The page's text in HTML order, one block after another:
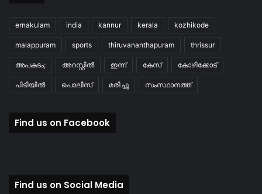
ernakulam india kannur kerala kozhikode
malappuram sports thiruvananthapuram thrissur
അപകടം; അറസ്റ്റിൽ ഇന്ന് കേസ് കോഴിക്കോട്
പിടിയിൽ പൊലീസ് മരിച്ചു സംസ്ഥാനത്ത്
Find us on Facebook
Find us on Social Media